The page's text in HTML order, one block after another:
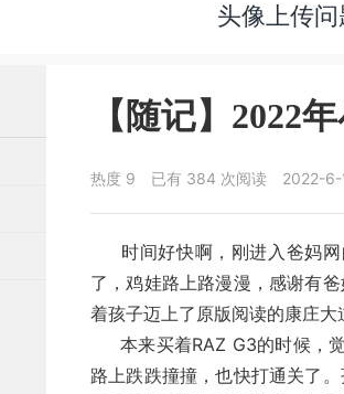
头像上传
【随记】2022
热度 9 已有 384 次阅读 2022-6-
时间好快啊，刚进入爸妈网
了，鸡娃路上路漫漫，感谢有
着孩子迈上了原版阅读的康庄大
本来买着RAZ G3的时候，觉
路上跌跌撞撞，也快打通关了